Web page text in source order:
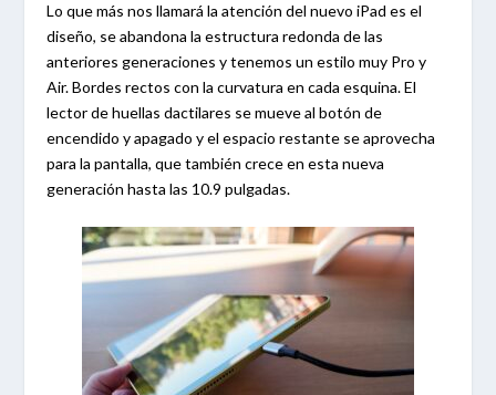
Lo que más nos llamará la atención del nuevo iPad es el
diseño, se abandona la estructura redonda de las
anteriores generaciones y tenemos un estilo muy Pro y
Air. Bordes rectos con la curvatura en cada esquina. El
lector de huellas dactilares se mueve al botón de
encendido y apagado y el espacio restante se aprovecha
para la pantalla, que también crece en esta nueva
generación hasta las 10.9 pulgadas.